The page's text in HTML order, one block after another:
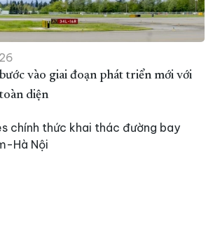
vào giai đoạn phát triển mới với
diện